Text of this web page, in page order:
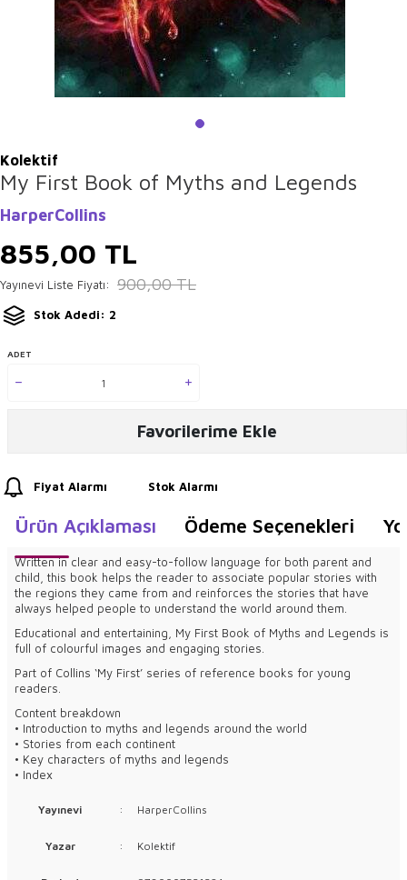
Kolektif
My First Book of Myths and Legends
HarperCollins
855,00 TL
Yayınevi Liste Fiyatı: 900,00TL
Stok Adedi: 2
ADET
Favorilerime Ekle
Fiyat Alarmı Stok Alarmı
Ürün Açıklaması Ödeme Seçenekleri
Written in clear and easy-to-follow language for both parent and
child, this book helps the reader to associate popular stories with
the regions they came from and reinforces the stories that have
always helped people to understand the world around them.
Educational and entertaining, My First Book of Myths and Legends is
full of colourful images and engaging stories.
Part of Collins ‘My First’ series of reference books for young
readers.
Content breakdown
• Introduction to myths and legends around the world
• Stories from each continent
• Key characters of myths and legends
• Index
Yayınevi : HarperCollins
Yazar : Kolektif